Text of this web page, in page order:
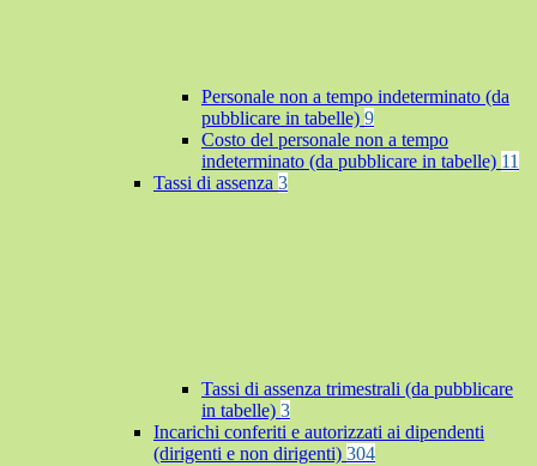
Personale non a tempo indeterminato (da
pubblicare in tabelle) 9
Costo del personale non a tempo
indeterminato (da pubblicare in tabelle) 11
Tassi di assenza 3
Tassi di assenza trimestrali (da pubblicare
in tabelle) 3
Incarichi conferiti e autorizzati ai dipendenti
(dirigenti e non dirigenti) 304